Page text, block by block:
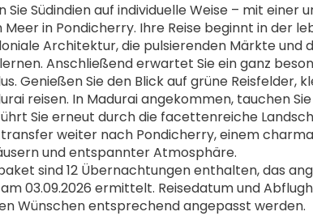
Sie Südindien auf individuelle Weise – mit
Meer in Pondicherry. Ihre Reise beginnt in der
Architektur, die pulsierenden Märkte und
Anschließend erwartet Sie ein ganz
Genießen Sie den Blick auf grüne
reisen. In Madurai angekommen, tauchen
Sie erneut durch die facettenreiche
weiter nach Pondicherry, einem
und entspannter Atmosphäre.
sind 12 Übernachtungen enthalten, das
03.09.2026 ermittelt. Reisedatum und
Wünschen entsprechend angepasst werden.